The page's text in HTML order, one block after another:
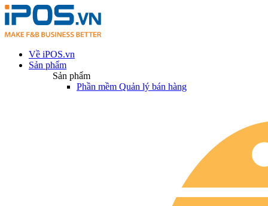
Về iPOS.vn
Sản phẩm
Sản phẩm
Phần mềm Quản lý bán hàng